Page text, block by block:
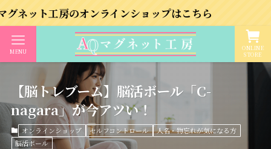
房のオンラインショップはこちら
ONLINE
STORE
MENU
【脳トレブーム】脳活ボール「C-
nagara」が今アツい！
オンラインショップ セルフコントロール
人名・物忘れが気になる方
脳活ボール